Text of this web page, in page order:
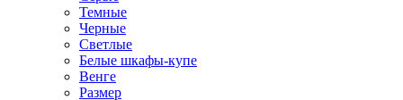
Темные
Черные
Светлые
Белые шкафы-купе
Венге
Размер